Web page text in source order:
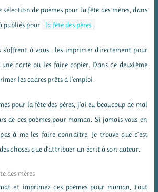
de poèmes pour la fête des mères, dans
publiés pour
la fête des pères .
s’offrent à vous : les imprimer directement pour
carte ou les faire copier. Dans ce deuxième
les cadres prêts à l’emploi.
pour la fête des pères, j’ai eu beaucoup de mal
de ces poèmes pour maman. Si jamais vous en
à me les faire connaitre. Je trouve que c’est
choses que d’attribuer un écrit à son auteur.
des mères
et imprimez ces poèmes pour maman, tout